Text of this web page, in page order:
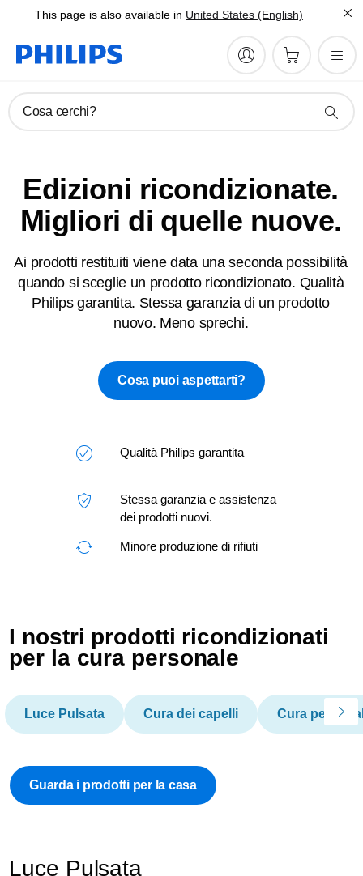
This page is also available in United States (English)
Cosa cerchi?
Edizioni ricondizionate.
Migliori di quelle nuove.
Ai prodotti restituiti viene data una seconda possibilità
quando si sceglie un prodotto ricondizionato. Qualità
Philips garantita. Stessa garanzia di un prodotto
nuovo. Meno sprechi.
Cosa puoi aspettarti?
Qualità Philips garantita
Stessa garanzia e assistenza
dei prodotti nuovi.
Minore produzione di rifiuti
I nostri prodotti ricondizionati
per la cura personale
Luce Pulsata Cura dei capelli Cura
Guarda i prodotti per la casa
Luce Pulsata